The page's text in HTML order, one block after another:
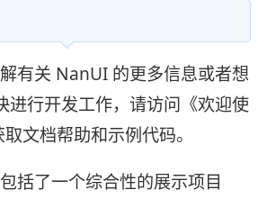
有关 NanUI 的更多信息或者想
进行开发工作，请访问《欢迎使
文档帮助和示例代码。
括了一个综合性的展示项目